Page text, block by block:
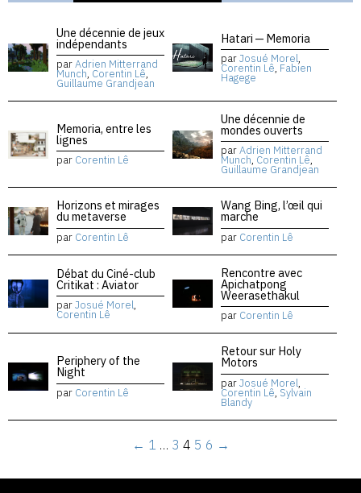
Une décennie de jeux
indépendants
parAdrien Mitterrand
Munch, Corentin Lê,
Guillaume Grandjean
Hatari — Memoria
parJosué Morel,
Corentin Lê, Fabien
Hagege
Memoria, entre les
lignes
par Corentin Lê
Une décennie de
mondes ouverts
parAdrien Mitterrand
Munch, Corentin Lê,
Guillaume Grandjean
Horizons et mirages
du metaverse
par Corentin Lê
Wang Bing, l’œil qui
marche
par Corentin Lê
Débat du Ciné-club
Critikat : Aviator
parJosué Morel,
Corentin Lê
Rencontre avec
Apichatpong
Weerasethakul
par Corentin Lê
Periphery of the
Night
par Corentin Lê
Retour sur Holy
Motors
parJosué Morel,
Corentin Lê, Sylvain
Blandy
← 1 … 3 4 5 6 →